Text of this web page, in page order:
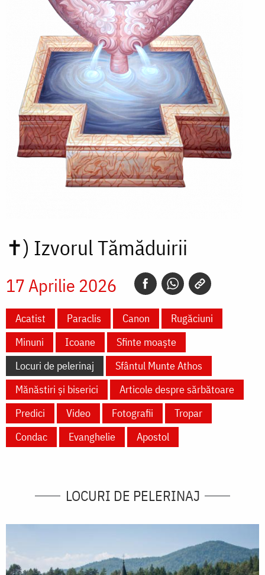
✝) Izvorul Tămăduirii
17 Aprilie 2026
Acatist Paraclis Canon
Rugăciuni
Minuni
Icoane
Sfinte moaște
Locuri de pelerinaj
Sfântul Munte Athos
Mănăstiri și biserici
Articole despre sărbătoare
Predici
Video Fotografii
Tropar
Condac
Evanghelie Apostol
LOCURI DE PELERINAJ